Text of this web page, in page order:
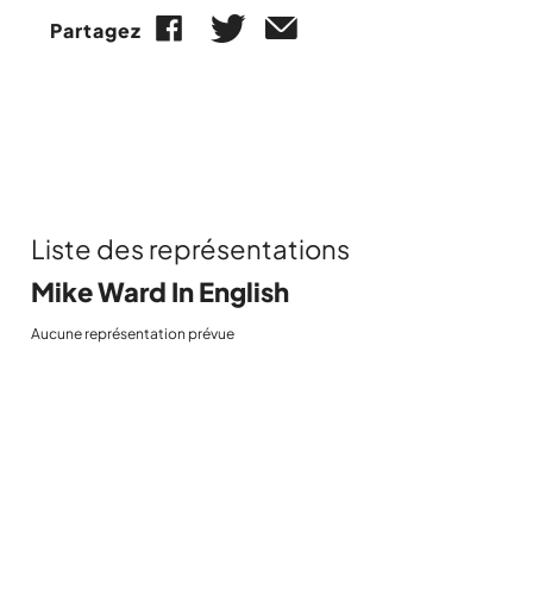
Partagez
Liste des représentations
Mike Ward In English
Aucune représentation prévue